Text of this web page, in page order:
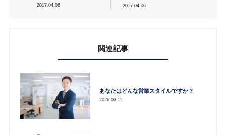
2017.04.06 2017.04.06
関連記事
あなたはどんな営業スタイルですか？
2026.03.11